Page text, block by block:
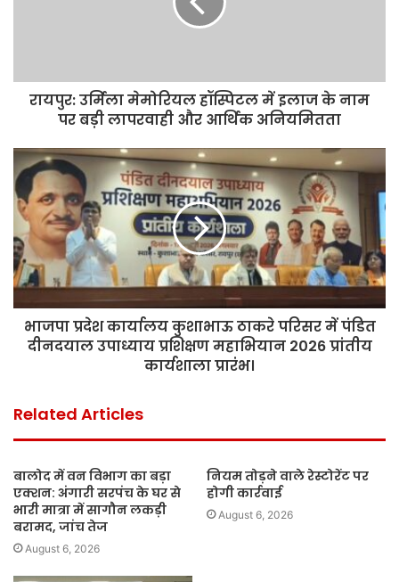
रायपुर: उर्मिला मेमोरियल हॉस्पिटल में इलाज के नाम
पर बड़ी लापरवाही और आर्थिक अनियमितता
भाजपा प्रदेश कार्यालय कुशाभाऊ ठाकरे परिसर में पंडित
दीनदयाल उपाध्याय प्रशिक्षण महाभियान 2026 प्रांतीय
कार्यशाला प्रारंभ।
Related Articles
बालोद में वन विभाग का बड़ा
एक्शन: अंगारी सरपंच के घर से
भारी मात्रा में सागौन लकड़ी
बरामद, जांच तेज
August 6, 2026
नियम तोड़ने वाले रेस्टोरेंट पर
होगी कार्रवाई
August 6, 2026